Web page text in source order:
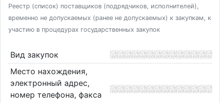
Реестр (список) поставщиков (подрядчиков, исполнителей),
временно не допускаемых (ранее не допускаемых) к закупкам, к
участию в процедурах государственных закупок
Вид закупок
Место нахождения,
электронный адрес,
номер телефона, факса